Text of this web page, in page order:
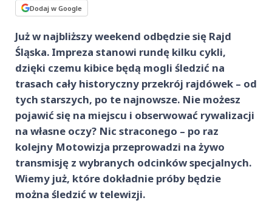
Dodaj w Google
Już w najbliższy weekend odbędzie się Rajd
Śląska. Impreza stanowi rundę kilku cykli,
dzięki czemu kibice będą mogli śledzić na
trasach cały historyczny przekrój rajdówek – od
tych starszych, po te najnowsze. Nie możesz
pojawić się na miejscu i obserwować rywalizacji
na własne oczy? Nic straconego – po raz
kolejny Motowizja przeprowadzi na żywo
transmisję z wybranych odcinków specjalnych.
Wiemy już, które dokładnie próby będzie
można śledzić w telewizji.